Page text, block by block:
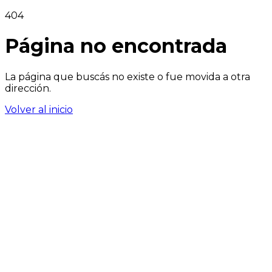
404
Página no encontrada
La página que buscás no existe o fue movida a otra
dirección.
Volver al inicio